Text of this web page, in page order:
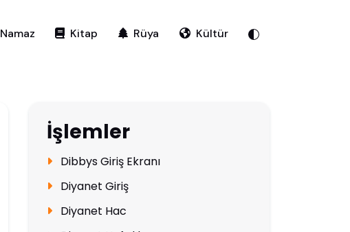
Namaz Kitap Rüya Kültür
İşlemler
Dibbys Giriş Ekranı
Diyanet Giriş
Diyanet Hac